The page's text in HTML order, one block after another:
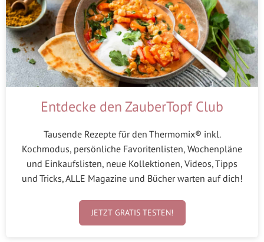
Entdecke den ZauberTopf Club
Tausende Rezepte für den Thermomix® inkl.
Kochmodus, persönliche Favoritenlisten, Wochenpläne
und Einkaufslisten, neue Kollektionen, Videos, Tipps
und Tricks, ALLE Magazine und Bücher warten auf dich!
JETZT GRATIS TESTEN!